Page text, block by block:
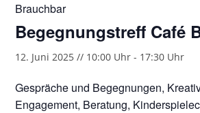
Brauchbar
Begegnungstreff Café
12. Juni 2025 // 10:00 Uhr - 17:30 Uhr
Gespräche und Begegnungen,
Engagement, Beratung,